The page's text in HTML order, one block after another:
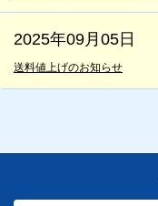
2025年09月05日
送料値上げのお知らせ